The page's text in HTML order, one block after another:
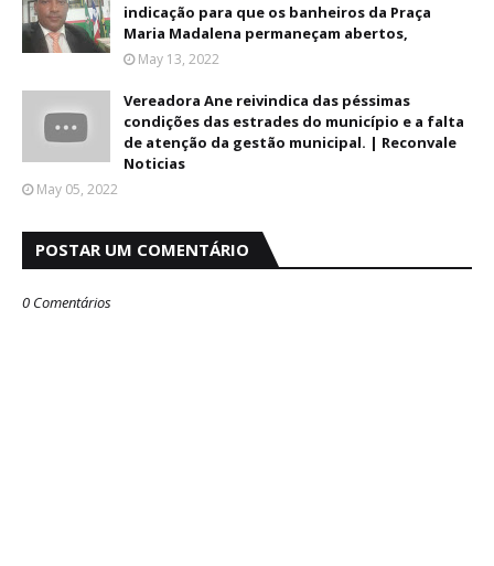
indicação para que os banheiros da Praça
Maria Madalena permaneçam abertos,
May 13, 2022
Vereadora Ane reivindica das péssimas
condições das estrades do município e a falta
de atenção da gestão municipal. | Reconvale
Noticias
May 05, 2022
POSTAR UM COMENTÁRIO
0 Comentários